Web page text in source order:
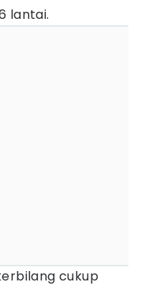
lantai.
cukup